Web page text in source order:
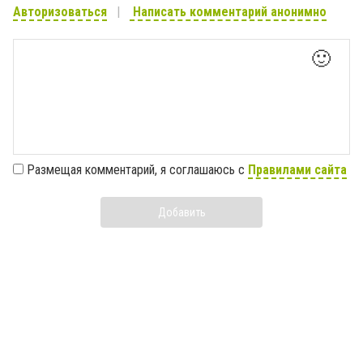
Авторизоваться Написать комментарий анонимно
🙂
Размещая комментарий, я соглашаюсь с Правилами сайта
Добавить